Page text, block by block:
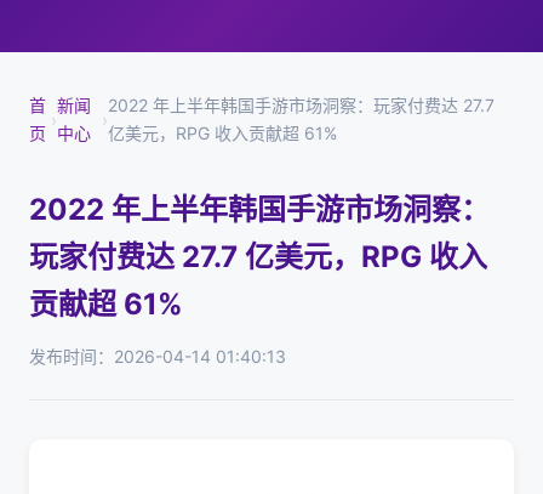
首
页
›
新闻
中心
›
2022 年上半年韩国手游市场洞察：玩家付费达 27.7
亿美元，RPG 收入贡献超 61%
2022 年上半年韩国手游市场洞察：
玩家付费达 27.7 亿美元，RPG 收入
贡献超 61%
发布时间：2026-04-14 01:40:13